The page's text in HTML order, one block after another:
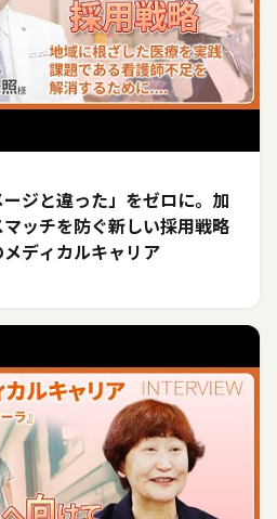
ージと違った」をゼロに。加
ッチを防ぐ新しい採用戦略
ディカルキャリア